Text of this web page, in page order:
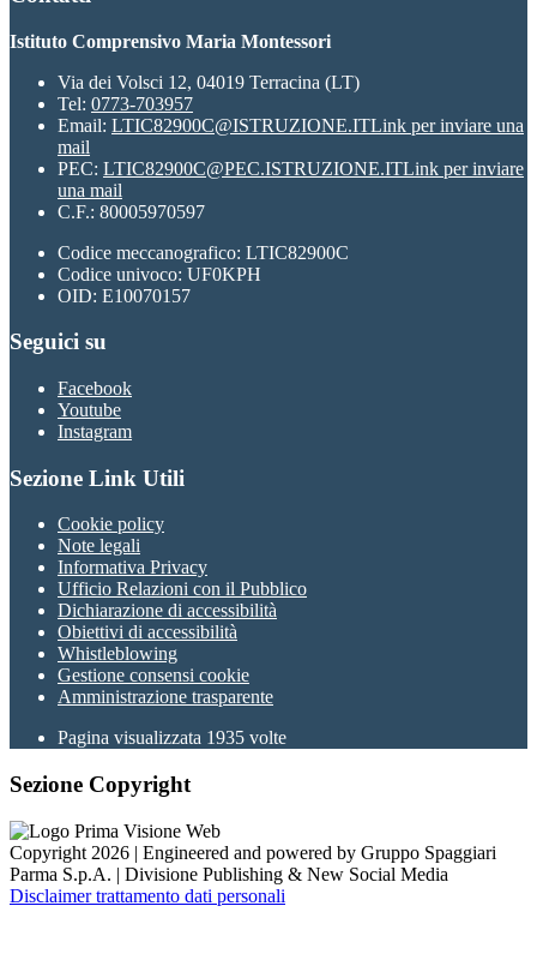
Istituto Comprensivo Maria Montessori
Via dei Volsci 12, 04019 Terracina (LT)
Tel: 0773-703957
Email: LTIC82900C@ISTRUZIONE.ITLink per inviare una
mail
PEC: LTIC82900C@PEC.ISTRUZIONE.ITLink per inviare
una mail
C.F.: 80005970597
Codice meccanografico: LTIC82900C
Codice univoco: UF0KPH
OID: E10070157
Seguici su
Facebook
Youtube
Instagram
Sezione Link Utili
Cookie policy
Note legali
Informativa Privacy
Ufficio Relazioni con il Pubblico
Dichiarazione di accessibilità
Obiettivi di accessibilità
Whistleblowing
Gestione consensi cookie
Amministrazione trasparente
Pagina visualizzata 1935 volte
Sezione Copyright
Copyright 2026 | Engineered and powered by Gruppo Spaggiari
Parma S.p.A. | Divisione Publishing & New Social Media
Disclaimer trattamento dati personali